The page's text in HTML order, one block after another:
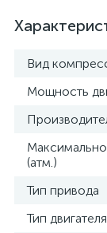
Вид
Мощность
(атм.)
Тип привода
Тип двигателя